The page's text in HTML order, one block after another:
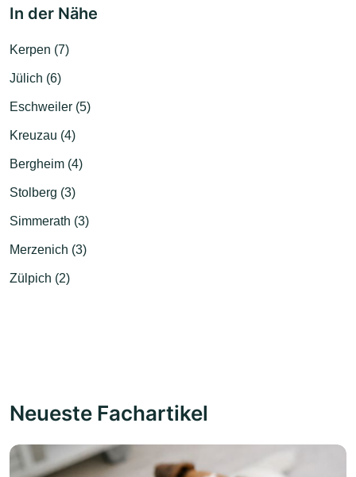
In der Nähe
Kerpen (7)
Jülich (6)
Eschweiler (5)
Kreuzau (4)
Bergheim (4)
Stolberg (3)
Simmerath (3)
Merzenich (3)
Zülpich (2)
Neueste Fachartikel